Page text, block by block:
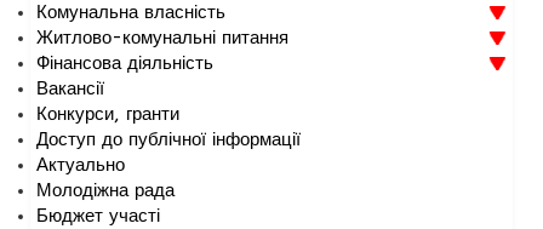
Комунальна власність
Житлово-комунальні питання
Фінансова діяльність
Вакансії
Конкурси, гранти
Доступ до публічної інформації
Актуально
Молодіжна рада
Бюджет участі